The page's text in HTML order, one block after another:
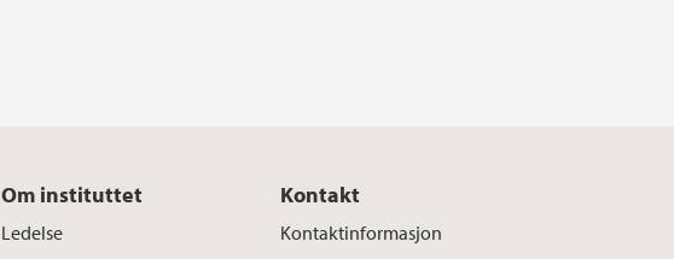
Om instituttet
Ledelse
Kontakt
Kontaktinformasjon